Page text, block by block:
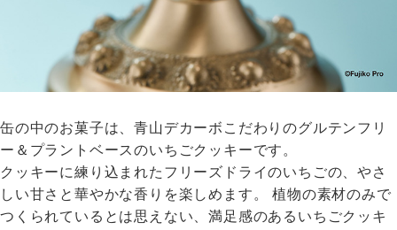
缶の中のお菓子は、青山デカーボこだわりのグルテンフリ
ー＆プラントベースのいちごクッキーです。
クッキーに練り込まれたフリーズドライのいちごの、やさ
しい甘さと華やかな香りを楽しめます。 植物の素材のみで
つくられているとは思えない、満足感のあるいちごクッキ